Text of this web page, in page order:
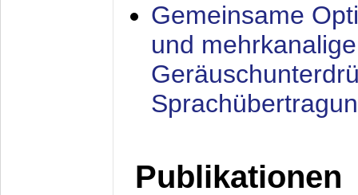
Gemeinsame
und
Publikationen